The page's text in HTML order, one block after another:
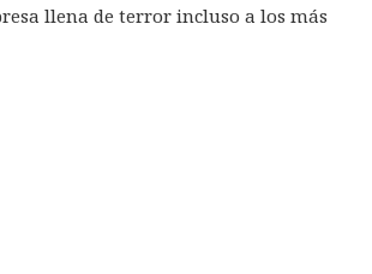
llena de terror incluso a los más